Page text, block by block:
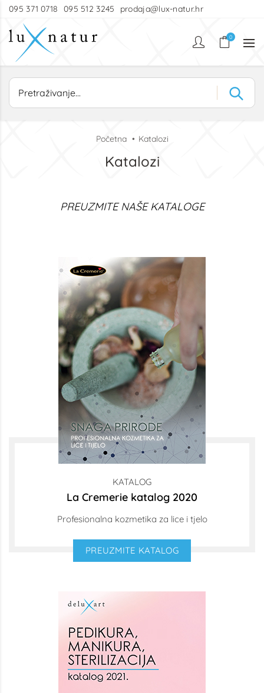
095 371 0718 095 512 3245 prodaja@lux-natur.hr
0
Početna Katalozi
Katalozi
PREUZMITE NAŠE KATALOGE
KATALOG
La Cremerie katalog 2020
Profesionalna kozmetika za lice i tjelo
PREUZMITE KATALOG